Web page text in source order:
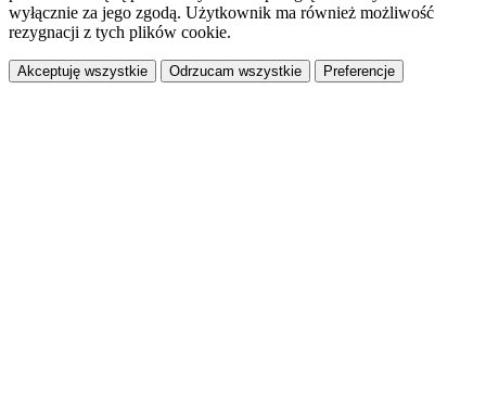
wyłącznie za jego zgodą. Użytkownik ma również możliwość
rezygnacji z tych plików cookie.
Akceptuję wszystkie Odrzucam wszystkie Preferencje